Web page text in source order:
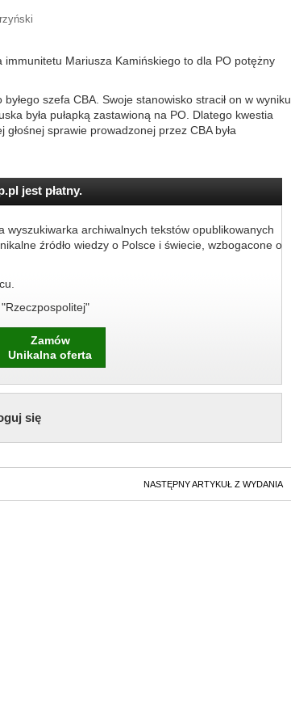
immunitetu Mariusza Kamińskiego to dla PO potężny
szefa CBA. Swoje stanowisko stracił on w wyniku
była pułapką zastawioną na PO. Dlatego kwestia
sprawie prowadzonej przez CBA była
jest płatny.
wyszukiwarka archiwalnych tekstów opublikowanych
źródło wiedzy o Polsce i świecie, wzbogacone o
Zamów
Unikalna oferta
się
NASTĘPNY ARTYKUŁ Z WYDANIA